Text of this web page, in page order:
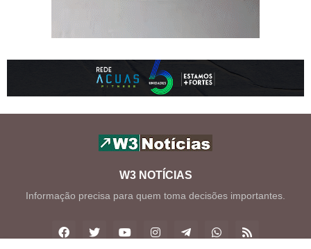
W3 NOTÍCIAS
Informação precisa para quem toma decisões importantes.